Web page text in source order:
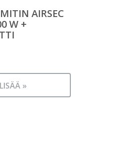
AIRSEC
W +
»